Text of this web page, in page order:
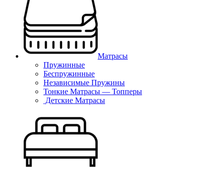
Матрасы
Пружинные
Беспружинные
Независимые Пружины
Тонкие Матрасы — Топперы
Детские Матрасы